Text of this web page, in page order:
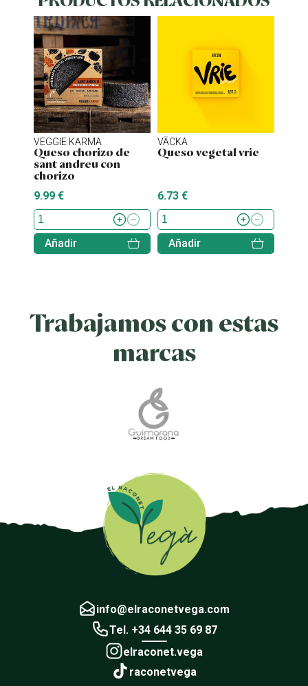
VEGGIE KARMA
Queso chorizo de
sant andreu con
chorizo
9.99 €
Añadir
VÄCKA
Queso vegetal vrie
6.73 €
Añadir
Trabajamos con estas
marcas
info@elraconetvega.com
Tel. +34 644 35 69 87
elraconet.vega
raconetvega